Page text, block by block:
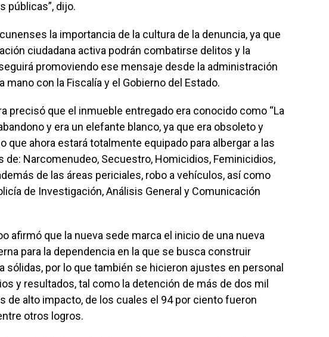
públicas”, dijo.
la importancia de la cultura de la denuncia, ya que
ciudadana activa podrán combatirse delitos y la
promoviendo ese mensaje desde la administración
mano con la Fiscalía y el Gobierno del Estado.
precisó que el inmueble entregado era conocido como “La
y era un elefante blanco, ya que era obsoleto y
que ahora estará totalmente equipado para albergar a las
de: Narcomenudeo, Secuestro, Homicidios, Feminicidios,
de las áreas periciales, robo a vehículos, así como
de Investigación, Análisis General y Comunicación
afirmó que la nueva sede marca el inicio de una nueva
para la dependencia en la que se busca construir
por lo que también se hicieron ajustes en personal
y resultados, tal como la detención de más de dos mil
de alto impacto, de los cuales el 94 por ciento fueron
otros logros.